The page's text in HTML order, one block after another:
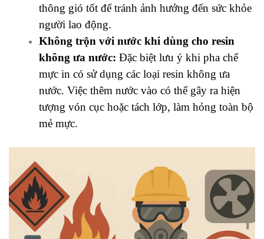
thông gió tốt để tránh ảnh hưởng đến sức khỏe
người lao động.
Không trộn với nước khi dùng cho resin
không ưa nước: Đặc biệt lưu ý khi pha chế
mực in có sử dụng các loại resin không ưa
nước. Việc thêm nước vào có thể gây ra hiện
tượng vón cục hoặc tách lớp, làm hỏng toàn bộ
mẻ mực.